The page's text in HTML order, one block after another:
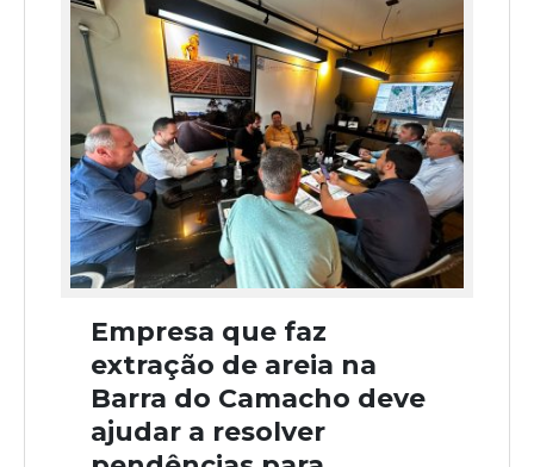
Empresa que faz
extração de areia na
Barra do Camacho deve
ajudar a resolver